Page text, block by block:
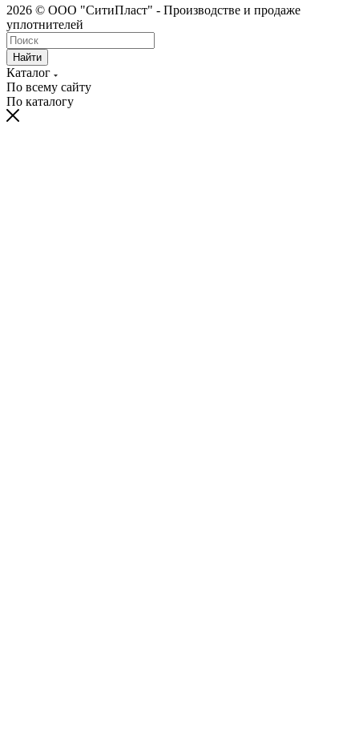
2026 © ООО "СитиПласт" - Производстве и продаже
уплотнителей
Найти
Каталог
По всему сайту
По каталогу